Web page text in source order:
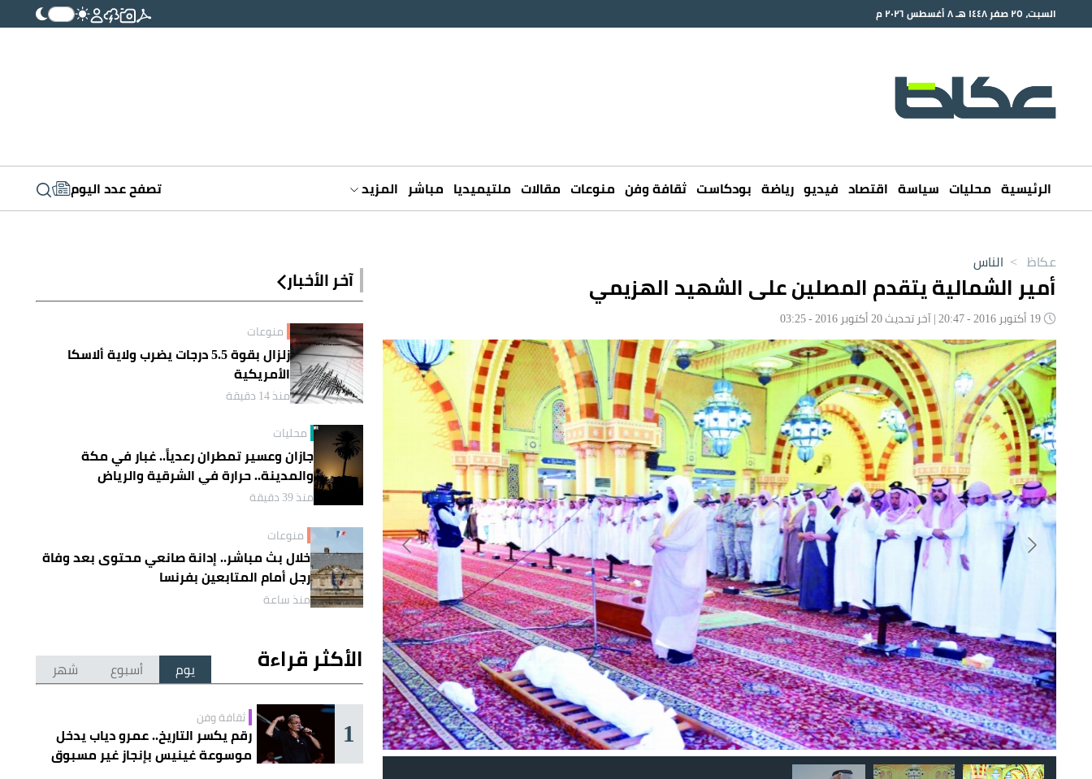
السبت، ٢٥ صفر ١٤٤٨ هـ ٨ أغسطس ٢٠٢٦ م
الرئيسية محليات سياسة اقتصاد فيديو رياضة بودكاست ثقافة وفن منوعات مقالات ملتيميديا مباشر المزيد تصفح عدد اليوم
عكاظ > الناس
أمير الشمالية يتقدم المصلين على الشهيد الهزيمي
الأمير مشعل بن عبدالله مواسيا ذوي الشهيد. (عكاظ)
آخر الأخبار
منوعات
زلزال بقوة 5.5 درجات يضرب ولاية ألاسكا
الأمريكية
منذ 14 دقيقة
محليات
جازان وعسير تمطران رعدياً.. غبار في مكة
والمدينة.. حرارة في الشرقية والرياض
منذ 39 دقيقة
منوعات
خلال بث مباشر.. إدانة صانعي محتوى بعد وفاة
رجل أمام المتابعين بفرنسا
منذ ساعة
الأكثر قراءة يوم أسبوع شهر
1 ثقافة وفن
رقم يكسر التاريخ.. عمرو دياب يدخل
موسوعة غينيس بإنجاز غير مسبوق